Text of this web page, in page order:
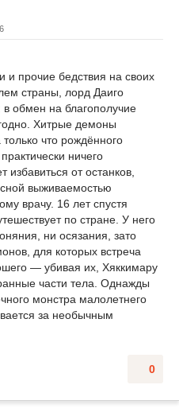
и прочие бедствия на своих
страны, лорд Даиго
обмен на благополучие
Хитрые демоны
что рождённого
ничего
избавиться от останков,
выживаемостью
врачу. 16 лет спустя
по стране. У него
ни осязания, зато
для которых встреча
— убивая их, Хяккимару
части тела. Однажды
монстра малолетнего
за необычным
0